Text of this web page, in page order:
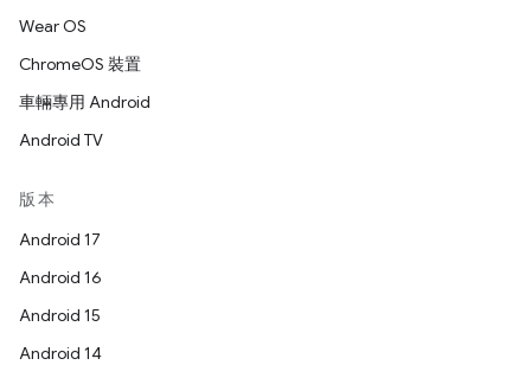
Wear OS
ChromeOS 裝置
車輛專用 Android
Android TV
版本
Android 17
Android 16
Android 15
Android 14